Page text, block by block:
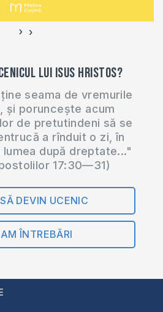
‹ ›
lui Isus Hristos?
seama de vremurile
și poruncește acum
de pretutindeni să se
a rînduit o zi, în
după dreptate..."
17:30—31)
DEVIN UCENIC
ÎNTREBĂRI